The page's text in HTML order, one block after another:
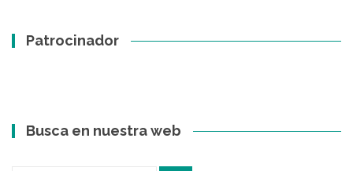
Patrocinador
Busca en nuestra web